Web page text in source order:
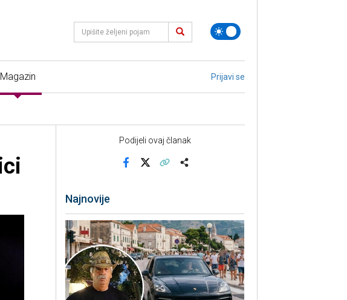
Magazin Prijavi se
Podijeli ovaj članak
Najnovije